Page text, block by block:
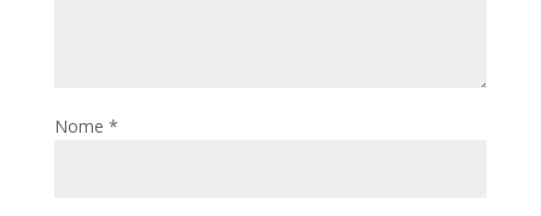
Nome *